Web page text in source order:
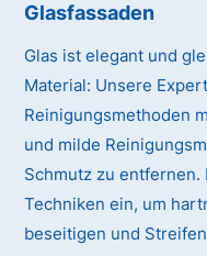
Glasfassaden
Glas ist elegant und
Material: Unsere
Reinigungsmethoden
und milde
Schmutz zu
Techniken ein, um
beseitigen und